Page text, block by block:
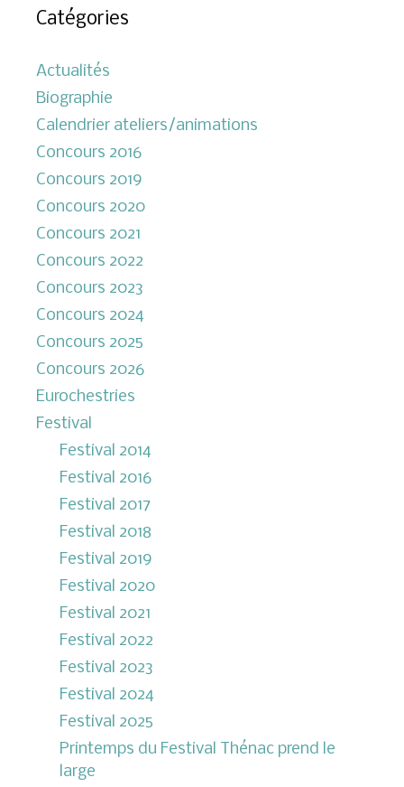
Catégories
Actualités
Biographie
Calendrier ateliers/animations
Concours 2016
Concours 2019
Concours 2020
Concours 2021
Concours 2022
Concours 2023
Concours 2024
Concours 2025
Concours 2026
Eurochestries
Festival
Festival 2014
Festival 2016
Festival 2017
Festival 2018
Festival 2019
Festival 2020
Festival 2021
Festival 2022
Festival 2023
Festival 2024
Festival 2025
Printemps du Festival Thénac prend le
large